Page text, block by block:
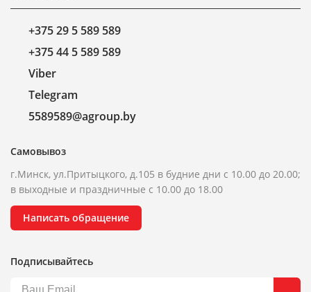
+375 29 5 589 589
+375 44 5 589 589
Viber
Telegram
5589589@agroup.by
Самовывоз
г.Минск, ул.Притыцкого, д.105 в будние дни с 10.00 до 20.00;
в выходные и праздничные с 10.00 до 18.00
Написать обращение
Подписывайтесь